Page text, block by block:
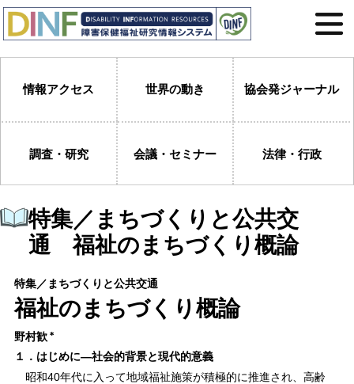
情報アクセス 世界の動き 協会発ジャーナル
調査・研究 会議・セミナー 法律・行政
特集／まちづくりと公共交
通 福祉のまちづくり概論
特集／まちづくりと公共交通
福祉のまちづくり概論
野村歓＊
１．はじめに―社会的背景と現代的意義
昭和40年代に入って地域福祉施策が積極的に推進され、高齢